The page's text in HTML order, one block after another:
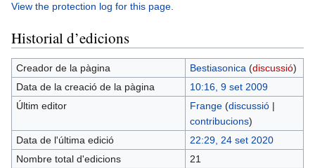
View the protection log for this page.
Historial d’edicions
Creador de la pàgina Bestiasonica (discussió)
Data de la creació de la pàgina
10:16, 9 set 2009
Últim editor
Frange (discussió|
contribucions)
Data de l'última edició
22:29, 24 set 2020
Nombre total d'edicions
21